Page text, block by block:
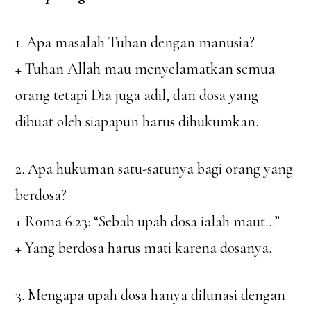
1. Apa masalah Tuhan dengan manusia?
+ Tuhan Allah mau menyelamatkan semua
orang tetapi Dia juga adil, dan dosa yang
dibuat oleh siapapun harus dihukumkan.
2. Apa hukuman satu-satunya bagi orang yang
berdosa?
+ Roma 6:23: “Sebab upah dosa ialah maut…”
+ Yang berdosa harus mati karena dosanya.
3. Mengapa upah dosa hanya dilunasi dengan